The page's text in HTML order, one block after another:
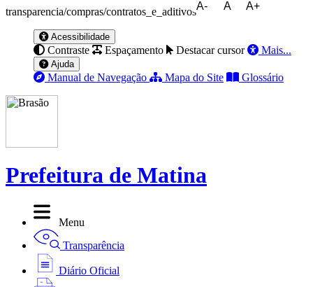
transparencia/compras/contratos_e_aditivosA- A A+
Acessibilidade
Contraste Espaçamento Destacar cursor Mais...
Ajuda
Manual de Navegação Mapa do Site Glossário
Prefeitura de Matina
Menu
Transparência
Diário Oficial